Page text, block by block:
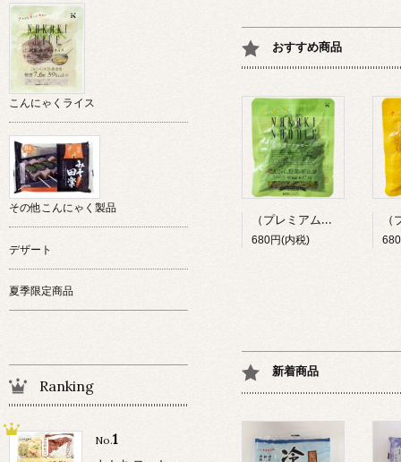
おすすめ商品
（プレミアム）低糖質ナカキベジタブルヌードルのみ（ほうれん草・グリーン）3食入り
680円(内税)
新着商品
こんにゃくライス
その他こんにゃく製品
デザート
夏季限定商品
Ranking
No.1